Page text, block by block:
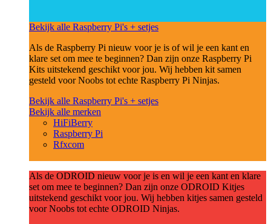
Bekijk alle Raspberry Pi's + setjes
Als de Raspberry Pi nieuw voor je is of wil je een kant en
klare set om mee te beginnen? Dan zijn onze Raspberry Pi
Kits uitstekend geschikt voor jou. Wij hebben kit samen
gesteld voor Noobs tot echte Raspberry Pi Ninjas.
Bekijk alle Raspberry Pi's + setjes
Bekijk alle merken
HiFiBerry
Raspberry Pi
Rfxcom
Als de ODROID nieuw voor je is en wil je een kant en klare
set om mee te beginnen? Dan zijn onze ODROID Kitjes
uitstekend geschikt voor jou. Wij hebben kitjes samen gesteld
voor Noobs tot echte ODROID Ninjas.